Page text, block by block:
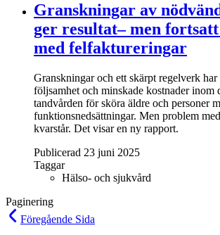
Granskningar av
ger resultat– men
med felfaktureringar
Granskningar och ett skärpt regelverk
följsamhet och minskade kostnader inom
tandvården för sköra äldre och personer
funktionsnedsättningar. Men problem
kvarstår. Det visar en ny rapport.
Publicerad 23 juni 2025
Taggar
Hälso- och sjukvård
Paginering
Föregående Sida